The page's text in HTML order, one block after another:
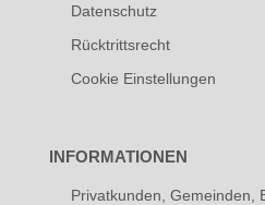
Datenschutz
Rücktrittsrecht
Cookie Einstellungen
INFORMATIONEN
Privatkunden, Gemeinden,